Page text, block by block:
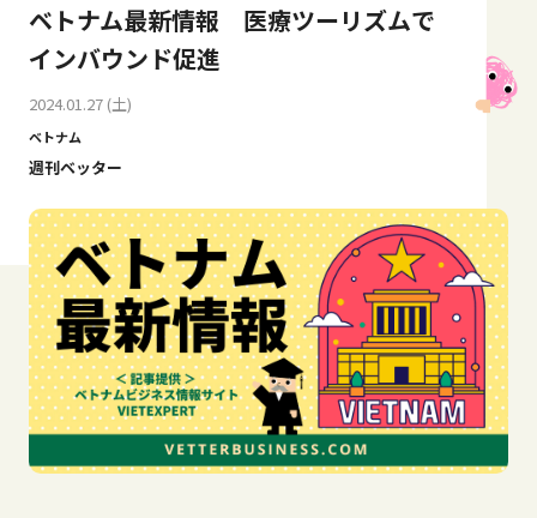
ベトナム最新情報 医療ツーリズムで
インバウンド促進
2024.01.27 (土)
ベトナム
週刊ベッター